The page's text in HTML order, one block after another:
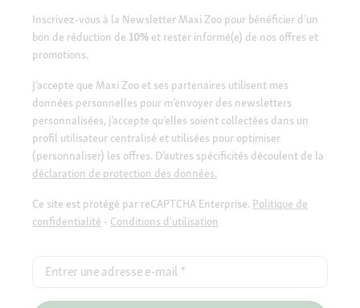
Inscrivez-vous à la Newsletter Maxi Zoo pour bénéficier d’un
bon de réduction de 10% et rester informé(e) de nos offres et
promotions.
J’accepte que Maxi Zoo et ses partenaires utilisent mes
données personnelles pour m’envoyer des newsletters
personnalisées, j’accepte qu’elles soient collectées dans un
profil utilisateur centralisé et utilisées pour optimiser
(personnaliser) les offres. D’autres spécificités découlent de la
déclaration de protection des données.
Ce site est protégé par reCAPTCHA Enterprise. Politique de
confidentialité - Conditions d'utilisation
Entrer une adresse e-mail *